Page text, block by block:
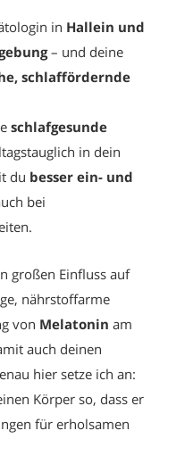
in Hallein und
– und deine
schlaffördernde
schlafgesunde
in dein
du besser ein- und
bei
großen Einfluss auf
nährstoffarme
von Melatonin am
auch deinen
hier setze ich an:
Körper so, dass er
für erholsamen